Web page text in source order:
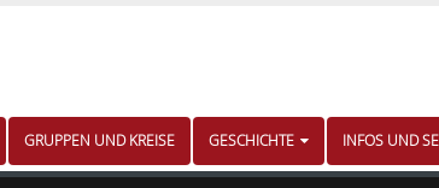
GRUPPEN UND KREISE GESCHICHTE INFOS UND